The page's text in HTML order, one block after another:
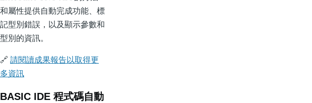
和屬性提供自動完成功能、標
記型別錯誤，以及顯示參數和
型別的資訊。
🔗 請閱讀成果報告以取得更
多資訊
BASIC IDE 程式碼自動